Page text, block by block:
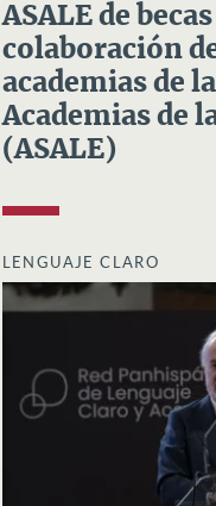
ASALE de
colaboración
academias de
Academias de
(ASALE)
LENGUAJE CLARO